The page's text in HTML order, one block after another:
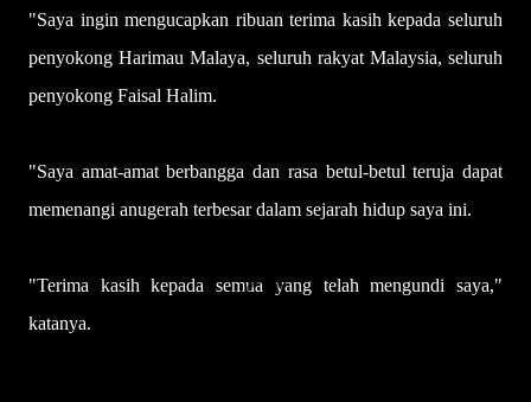
"Saya ingin mengucapkan ribuan terima kasih kepada seluruh
penyokong Harimau Malaya, seluruh rakyat Malaysia, seluruh
penyokong Faisal Halim.
"Saya amat-amat berbangga dan rasa betul-betul teruja dapat
memenangi anugerah terbesar dalam sejarah hidup saya ini.
"Terima kasih kepada semua yang telah mengundi saya,"
katanya.